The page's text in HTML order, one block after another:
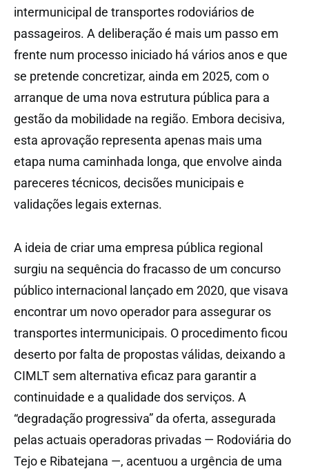
intermunicipal de transportes rodoviários de
passageiros. A deliberação é mais um passo em
frente num processo iniciado há vários anos e que
se pretende concretizar, ainda em 2025, com o
arranque de uma nova estrutura pública para a
gestão da mobilidade na região. Embora decisiva,
esta aprovação representa apenas mais uma
etapa numa caminhada longa, que envolve ainda
pareceres técnicos, decisões municipais e
validações legais externas.
A ideia de criar uma empresa pública regional
surgiu na sequência do fracasso de um concurso
público internacional lançado em 2020, que visava
encontrar um novo operador para assegurar os
transportes intermunicipais. O procedimento ficou
deserto por falta de propostas válidas, deixando a
CIMLT sem alternativa eficaz para garantir a
continuidade e a qualidade dos serviços. A
“degradação progressiva” da oferta, assegurada
pelas actuais operadoras privadas — Rodoviária do
Tejo e Ribatejana —, acentuou a urgência de uma